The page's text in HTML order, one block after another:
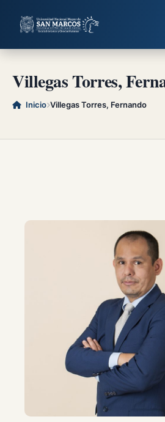
Villegas Torres,
Inicio Villegas Torres, Fernando